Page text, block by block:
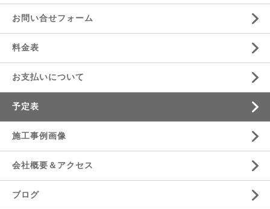
お問い合せフォーム
料金表
お支払いについて
予定表
施工事例画像
会社概要＆アクセス
ブログ